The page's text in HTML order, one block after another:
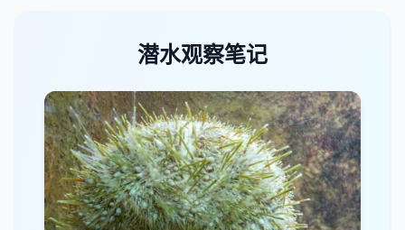
潜水观察笔记